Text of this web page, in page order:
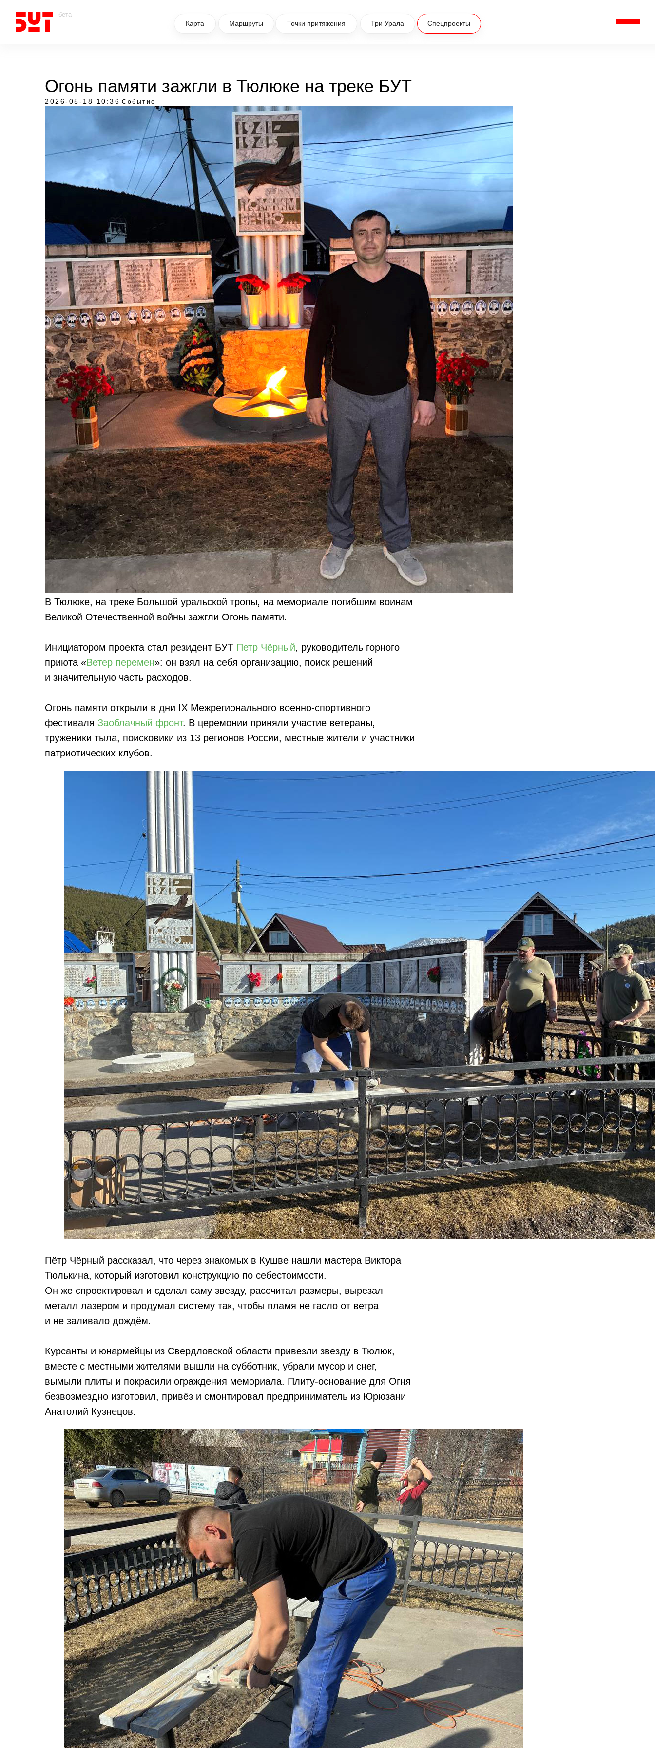
Карта Маршруты Точки притяжения Три Урала Спецпроекты
бета
Огонь памяти зажгли в Тюлюке на треке БУТ
2026-05-18 10:36 Событие
В Тюлюке, на треке Большой уральской тропы, на мемориале погибшим воинам
Великой Отечественной войны зажгли Огонь памяти.
Инициатором проекта стал резидент БУТ Петр Чёрный, руководитель горного
приюта «Ветер перемен»: он взял на себя организацию, поиск решений
и значительную часть расходов.
Огонь памяти открыли в дни IX Межрегионального военно-спортивного
фестиваля Заоблачный фронт. В церемонии приняли участие ветераны,
труженики тыла, поисковики из 13 регионов России, местные жители и участники
патриотических клубов.
Пётр Чёрный рассказал, что через знакомых в Кушве нашли мастера Виктора
Тюлькина, который изготовил конструкцию по себестоимости.
Он же спроектировал и сделал саму звезду, рассчитал размеры, вырезал
металл лазером и продумал систему так, чтобы пламя не гасло от ветра
и не заливало дождём.
Курсанты и юнармейцы из Свердловской области привезли звезду в Тюлюк,
вместе с местными жителями вышли на субботник, убрали мусор и снег,
вымыли плиты и покрасили ограждения мемориала. Плиту-основание для Огня
безвозмездно изготовил, привёз и смонтировал предприниматель из Юрюзани
Анатолий Кузнецов.